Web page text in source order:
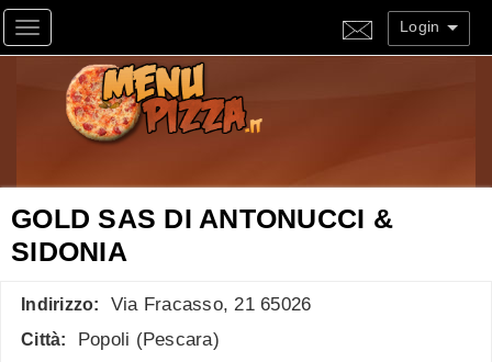
Toggle navigation Login
GOLD SAS DI ANTONUCCI &
SIDONIA
Indirizzo: Via Fracasso, 21 65026
Città: Popoli (Pescara)